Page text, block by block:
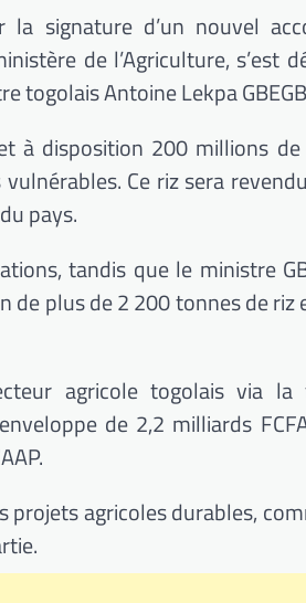
signature d’un nouvel
de l’Agriculture, s’est
togolais Antoine Lekpa
à disposition 200 millions
Ce riz sera
pays.
tandis que le ministre
de plus de 2 200 tonnes de riz
agricole togolais via la
de 2,2 milliards
projets agricoles durables,